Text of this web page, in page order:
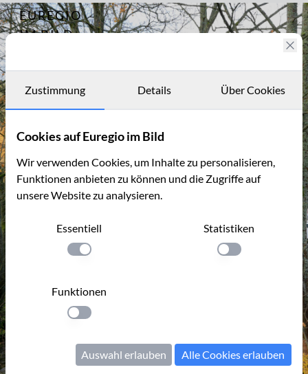
EUREGIO
IM BILD
Archiv
Kontakt
Archiv 13149
Zustimmung Details Über Cookies
Cookies auf Euregio im Bild
Wir verwenden Cookies, um Inhalte zu personalisieren,
Funktionen anbieten zu können und die Zugriffe auf
unsere Website zu analysieren.
Essentiell
Einstellung anwenden
Statistiken
Einstellung
Funktionen
Einstellung anwenden
Auswahl erlauben Alle Cookies erlauben